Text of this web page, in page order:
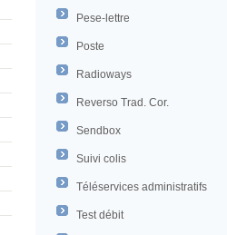
Pese-lettre
Poste
Radioways
Reverso Trad. Cor.
Sendbox
Suivi colis
Téléservices administratifs
Test débit